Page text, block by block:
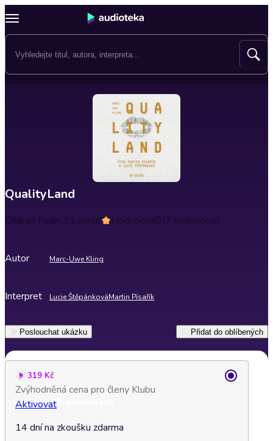
QualityLand
Délka9 hodin 11 minut Hodnocení5(7 hodnocení)
Autor Marc-Uwe Kling
Interpret Lucie ŠtěpánkováMartin Písařík
Poslouchat ukázku Přidat do oblíbených
319 Kč
Zvýhodněná cena pro členy Klubu
Aktivovat
14 dní na zkoušku zdarma